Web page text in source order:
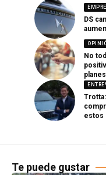
DS
No
estos
Te puede gustar